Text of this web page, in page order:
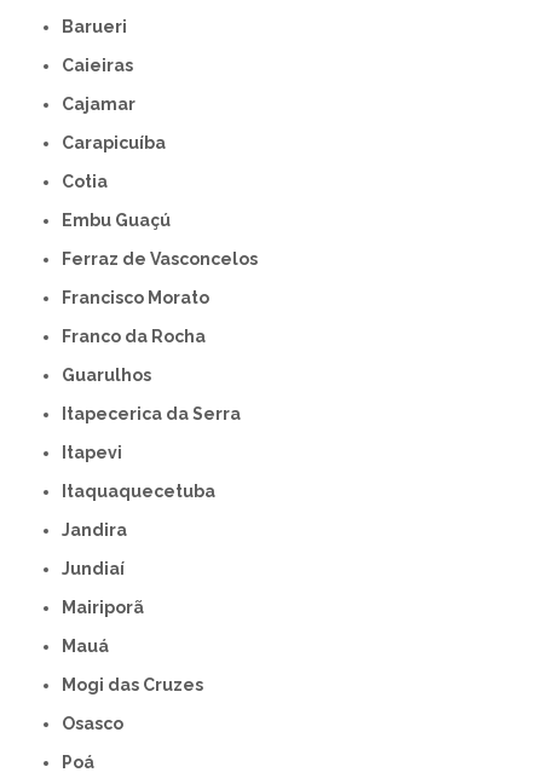
Barueri
Caieiras
Cajamar
Carapicuíba
Cotia
Embu Guaçú
Ferraz de Vasconcelos
Francisco Morato
Franco da Rocha
Guarulhos
Itapecerica da Serra
Itapevi
Itaquaquecetuba
Jandira
Jundiaí
Mairiporã
Mauá
Mogi das Cruzes
Osasco
Poá